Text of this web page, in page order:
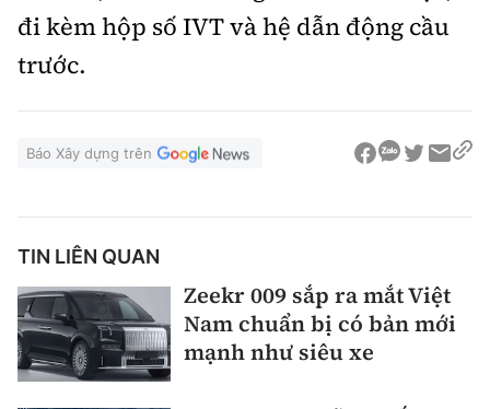
đi kèm hộp số IVT và hệ dẫn động cầu
trước.
Báo Xây dựng trên
TIN LIÊN QUAN
Zeekr 009 sắp ra mắt Việt
Nam chuẩn bị có bản mới
mạnh như siêu xe